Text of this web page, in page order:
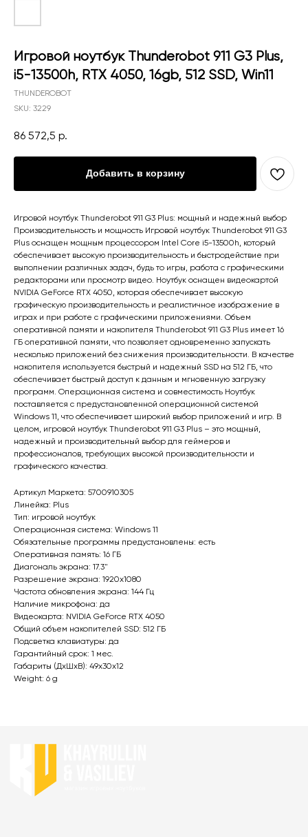
Игровой ноутбук Thunderobot 911 G3 Plus,
i5-13500h, RTX 4050, 16gb, 512 SSD, Win11
THUNDEROBOT
SKU: 3229
86 572,5 р.
Добавить в корзину
Игровой ноутбук Thunderobot 911 G3 Plus: мощный и надежный выбор
Производительность и мощность Игровой ноутбук Thunderobot 911 G3
Plus оснащен мощным процессором Intel Core i5-13500h, который
обеспечивает высокую производительность и быстродействие при
выполнении различных задач, будь то игры, работа с графическими
редакторами или просмотр видео. Ноутбук оснащен видеокартой
NVIDIA GeForce RTX 4050, которая обеспечивает высокую
графическую производительность и реалистичное изображение в
играх и при работе с графическими приложениями. Объем
оперативной памяти и накопителя Thunderobot 911 G3 Plus имеет 16
ГБ оперативной памяти, что позволяет одновременно запускать
несколько приложений без снижения производительности. В качестве
накопителя используется быстрый и надежный SSD на 512 ГБ, что
обеспечивает быстрый доступ к данным и мгновенную загрузку
программ. Операционная система и совместимость Ноутбук
поставляется с предустановленной операционной системой
Windows 11, что обеспечивает широкий выбор приложений и игр. В
целом, игровой ноутбук Thunderobot 911 G3 Plus – это мощный,
надежный и производительный выбор для геймеров и
профессионалов, требующих высокой производительности и
графического качества.
Артикул Маркета: 5700910305
Линейка: Plus
Тип: игровой ноутбук
Операционная система: Windows 11
Обязательные программы предустановлены: есть
Оперативная память: 16 ГБ
Диагональ экрана: 17.3"
Разрешение экрана: 1920x1080
Частота обновления экрана: 144 Гц
Наличие микрофона: да
Видеокарта: NVIDIA GeForce RTX 4050
Общий объем накопителей SSD: 512 ГБ
Подсветка клавиатуры: да
Гарантийный срок: 1 мес.
Габариты (ДхШхВ): 49x30x12
Weight: 6 g
Политика конфиденциальности
Согласие на обработку персональных данных
ИП Хайруллин Ильдар Тагирович
ОГРНИП 324774600152309
Главная
Акции
Контакты
Преимущества
Отзывы
Каталог
Ноутбуки бу
Игровые ноутбуки
бу
Ноутбуки для работы
бу
Ноутбуки для учебы бу